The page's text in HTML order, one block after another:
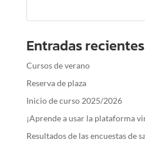
Entradas recientes
Cursos de verano
Reserva de plaza
Inicio de curso 2025/2026
¡Aprende a usar la plataforma
Resultados de las encuestas de